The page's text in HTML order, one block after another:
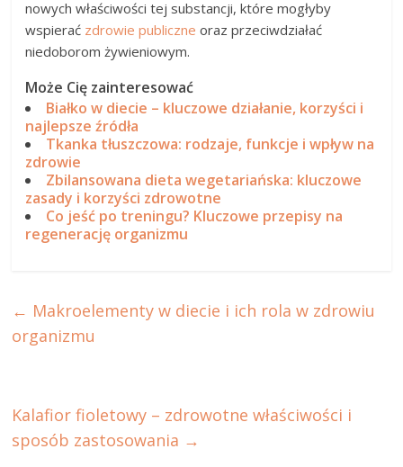
nowych właściwości tej substancji, które mogłyby
wspierać zdrowie publiczne oraz przeciwdziałać
niedoborom żywieniowym.
Może Cię zainteresować
Białko w diecie – kluczowe działanie, korzyści i
najlepsze źródła
Tkanka tłuszczowa: rodzaje, funkcje i wpływ na
zdrowie
Zbilansowana dieta wegetariańska: kluczowe
zasady i korzyści zdrowotne
Co jeść po treningu? Kluczowe przepisy na
regenerację organizmu
← Makroelementy w diecie i ich rola w zdrowiu
organizmu
Kalafior fioletowy – zdrowotne właściwości i
sposób zastosowania →